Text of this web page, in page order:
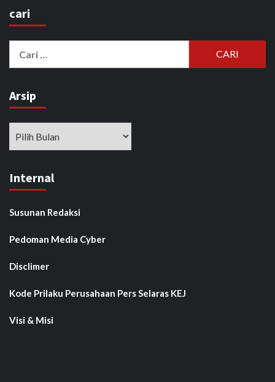
cari
Arsip
Internal
Susunan Redaksi
Pedoman Media Cyber
Disclimer
Kode Prilaku Perusahaan Pers Selaras KEJ
Visi & Misi